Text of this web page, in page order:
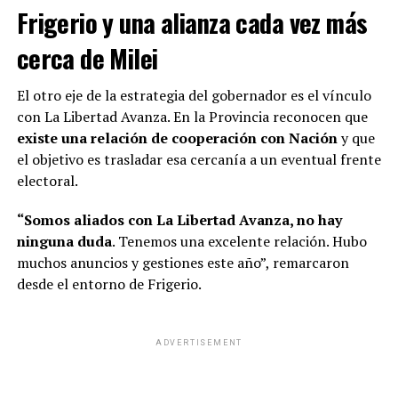
Frigerio y una alianza cada vez más
cerca de Milei
El otro eje de la estrategia del gobernador es el vínculo
con La Libertad Avanza. En la Provincia reconocen que
existe una relación de cooperación con Nacióny que
el objetivo es trasladar esa cercanía a un eventual frente
electoral.
“Somos aliados con La Libertad Avanza, no hay
ninguna duda. Tenemos una excelente relación. Hubo
muchos anuncios y gestiones este año”, remarcaron
desde el entorno de Frigerio.
ADVERTISEMENT